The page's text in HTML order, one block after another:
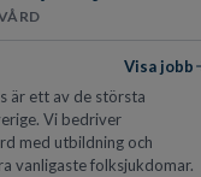
Visa jobb
är ett av de största
Vi bedriver
med utbildning och
vanligaste folksjukdomar.